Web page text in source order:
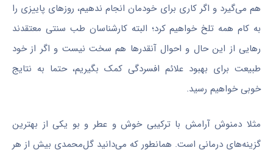
هم می‌گیرد و اگر کاری برای خودمان انجام ندهیم، روزهای پاییزی را
به کام همه تلخ خواهیم کرد؛ البته کارشناسان طب سنتی معتقدند
رهایی از این حال و احوال آنقدرها هم سخت نیست و اگر از خود
طبیعت برای بهبود علائم افسردگی کمک بگیریم، حتما به نتایج
خوبی خواهیم رسید.
مثلا دمنوش آرامش با ترکیبی خوش و عطر و بو یکی از بهترین
گزینه‌های درمانی است. همانطور که می‌دانید گل‌محمدی بیش از هر